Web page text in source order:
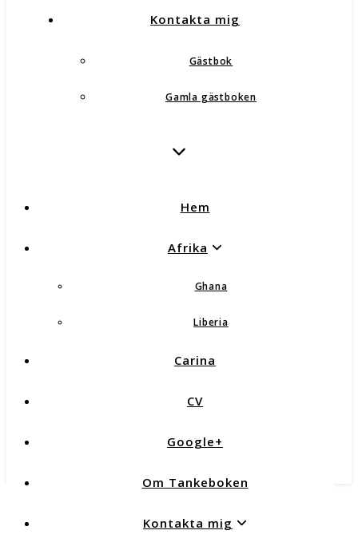
Kontakta mig
Gästbok
Gamla gästboken
Hem
Afrika
Ghana
Liberia
Carina
CV
Google+
Om Tankeboken
Kontakta mig